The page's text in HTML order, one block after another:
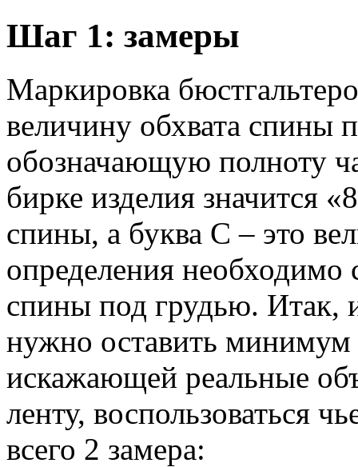
Шаг 1: замеры
Маркировка
величину обхвата спины
обозначающую полноту
бирке изделия значится
спины, а буква С – это
определения необходимо
спины под грудью. Итак,
нужно оставить
искажающей реальные
ленту, воспользоваться
всего 2 замера: